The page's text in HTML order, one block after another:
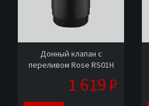
Донный клапан с
переливом Rose RS01H
1 619 ₽